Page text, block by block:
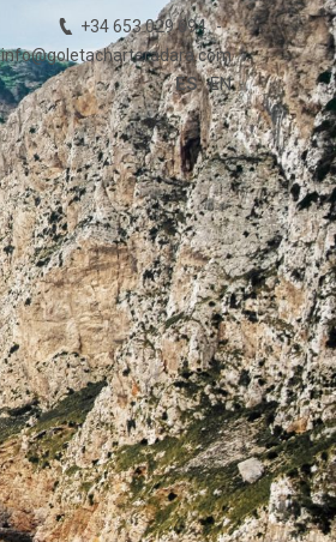
+34 653 029 694
info@goletacharteradara.com
ES EN